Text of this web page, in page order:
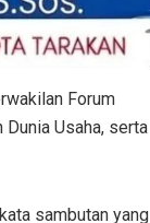
Forum
Usaha, serta
sambutan yang